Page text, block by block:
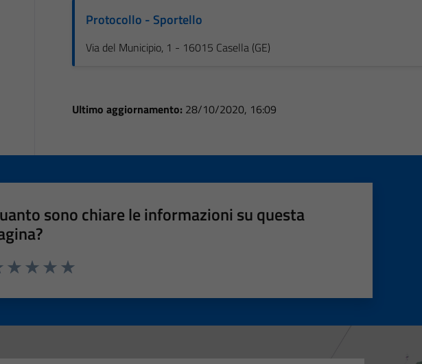
Protocollo - Sportello
Via del Municipio, 1 - 16015 Casella (GE)
Ultimo aggiornamento: 28/10/2020, 16:09
sono chiare le informazioni su questa